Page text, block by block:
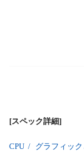
[スペック詳細]
CPU / グラフィック